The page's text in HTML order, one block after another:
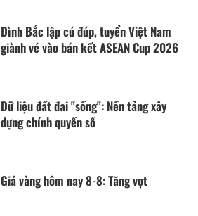
Đình Bắc lập cú đúp, tuyển Việt Nam
giành vé vào bán kết ASEAN Cup 2026
Dữ liệu đất đai "sống": Nền tảng xây
dựng chính quyền số
Giá vàng hôm nay 8-8: Tăng vọt